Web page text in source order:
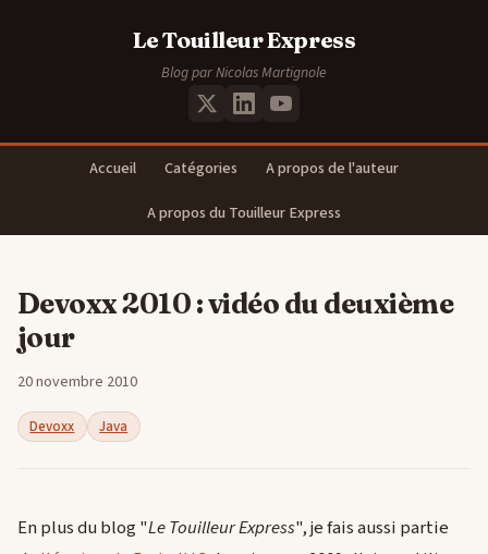
Le Touilleur Express
Blog par Nicolas Martignole
Accueil Catégories
A propos de l'auteur
A propos du Touilleur Express
Devoxx 2010 : vidéo du deuxième
jour
20 novembre 2010
Devoxx Java
En plus du blog "Le Touilleur Express", je fais aussi partie